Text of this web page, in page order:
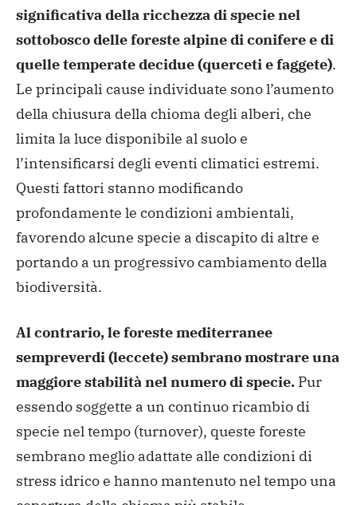
significativa della ricchezza di specie nel
sottobosco delle foreste alpine di conifere e di
quelle temperate decidue (querceti e faggete).
Le principali cause individuate sono l’aumento
della chiusura della chioma degli alberi, che
limita la luce disponibile al suolo e
l’intensificarsi degli eventi climatici estremi.
Questi fattori stanno modificando
profondamente le condizioni ambientali,
favorendo alcune specie a discapito di altre e
portando a un progressivo cambiamento della
biodiversità.
Al contrario, le foreste mediterranee
sempreverdi (leccete) sembrano mostrare una
maggiore stabilità nel numero di specie. Pur
essendo soggette a un continuo ricambio di
specie nel tempo (turnover), queste foreste
sembrano meglio adattate alle condizioni di
stress idrico e hanno mantenuto nel tempo una